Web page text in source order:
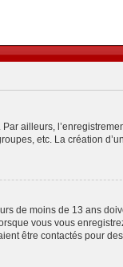
ailleurs,
etc. La création
de moins de 13 ans
vous vous
être contactés pour